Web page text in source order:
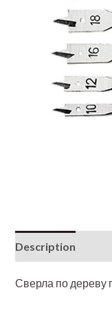
Description
Сверла по дереву